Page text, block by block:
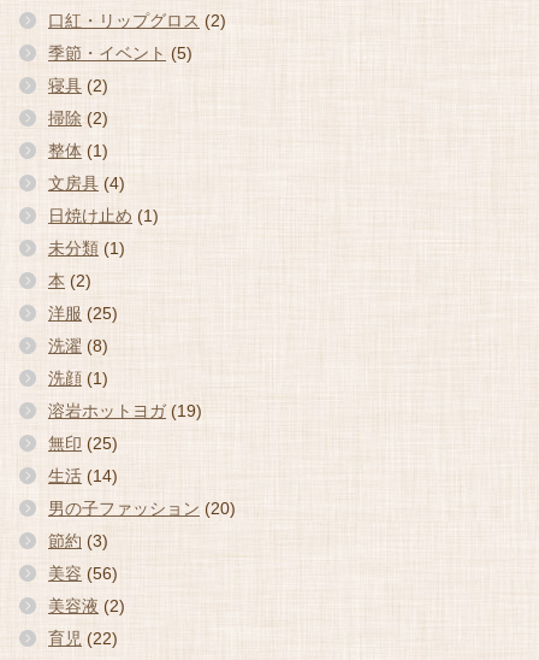
口紅・リップグロス (2)
季節・イベント (5)
寝具 (2)
掃除 (2)
整体 (1)
文房具 (4)
日焼け止め (1)
未分類 (1)
本 (2)
洋服 (25)
洗濯 (8)
洗顔 (1)
溶岩ホットヨガ(19)
無印 (25)
生活 (14)
男の子ファッション (20)
節約 (3)
美容 (56)
美容液 (2)
育児 (22)